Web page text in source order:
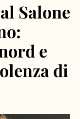
Salone
e
di